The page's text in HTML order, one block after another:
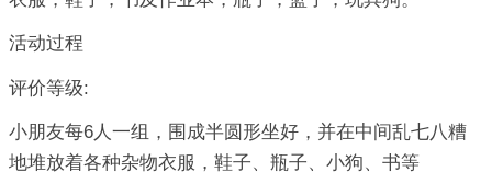
活动过程
评价等级:
小朋友每6人一组，围成半圆形坐好，并在中间乱七八糟
地堆放着各种杂物衣服，鞋子、瓶子、小狗、书等